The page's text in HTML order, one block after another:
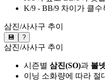
K/9 - BB/9 차이가 클수
삼진/사사구 추이
💾 ?
삼진/사사구 추이
시즌별 삼진(SO)과 볼
이닝 소화량에 따라 절